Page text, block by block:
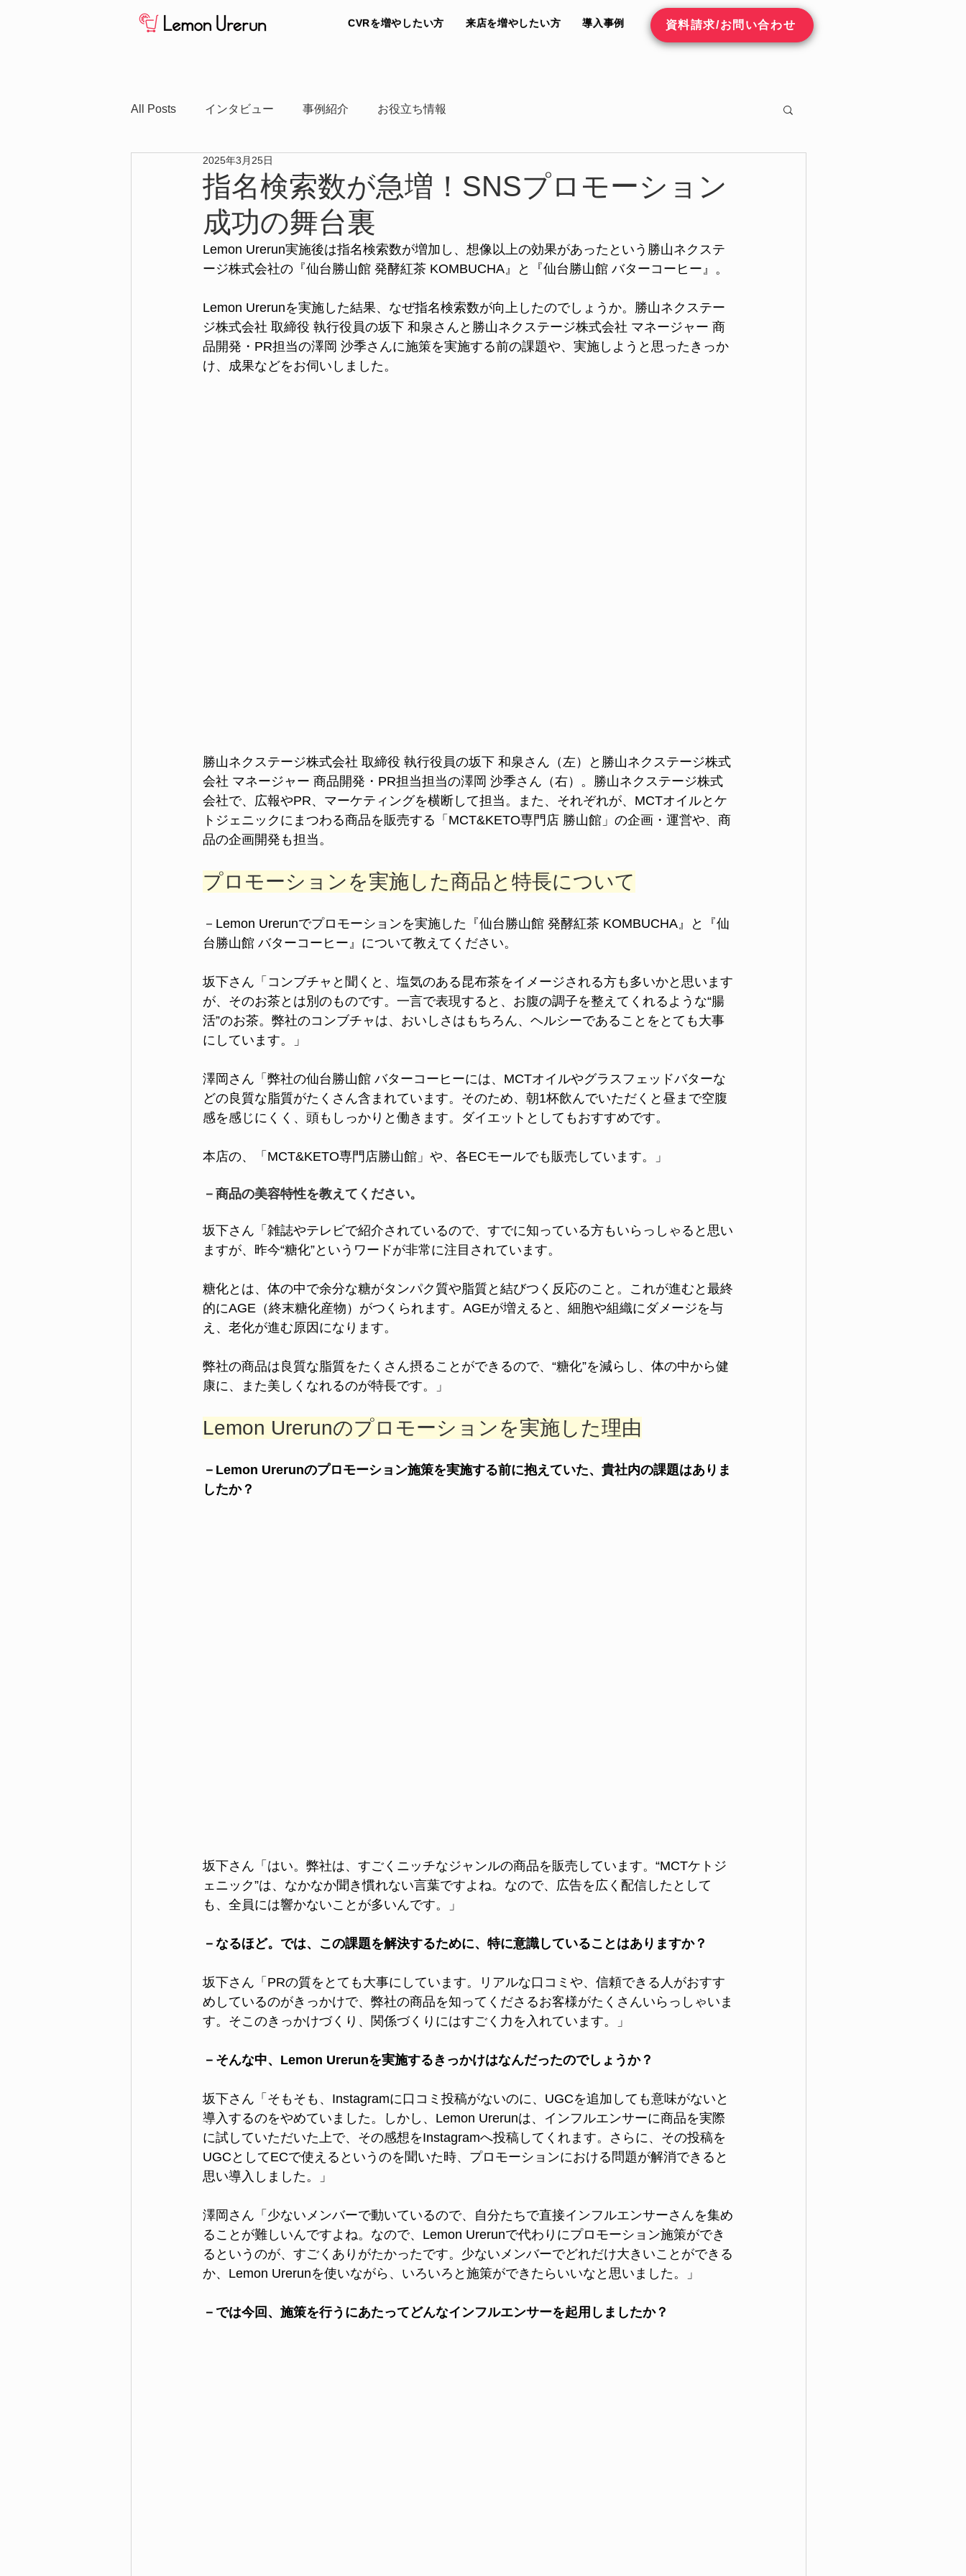
CVRを増やしたい方 来店を増やしたい方 導入事例 資料請求/お問い合わせ
All Posts インタビュー 事例紹介 お役立ち情報
指名検索数が急増！SNSプロモーション
成功の舞台裏
2025年3月25日
Lemon Urerun実施後は指名検索数が増加し、想像以上の効果があったという勝山ネクステ
ージ株式会社の『仙台勝山館 発酵紅茶 KOMBUCHA』と『仙台勝山館 バターコーヒー』。
Lemon Urerunを実施した結果、なぜ指名検索数が向上したのでしょうか。勝山ネクステー
ジ株式会社 取締役 執行役員の坂下 和泉さんと勝山ネクステージ株式会社 マネージャー 商
品開発・PR担当の澤岡 沙季さんに施策を実施する前の課題や、実施しようと思ったきっか
け、成果などをお伺いしました。
勝山ネクステージ株式会社 取締役 執行役員の坂下 和泉さん（左）と勝山ネクステージ株式
会社 マネージャー 商品開発・PR担当担当の澤岡 沙季さん（右）。勝山ネクステージ株式
会社で、広報やPR、マーケティングを横断して担当。また、それぞれが、MCTオイルとケ
トジェニックにまつわる商品を販売する「MCT&KETO専門店 勝山館」の企画・運営や、商
品の企画開発も担当。
プロモーションを実施した商品と特長について
－Lemon Urerunでプロモーションを実施した『仙台勝山館 発酵紅茶 KOMBUCHA』と『仙
台勝山館 バターコーヒー』について教えてください。
坂下さん「コンブチャと聞くと、塩気のある昆布茶をイメージされる方も多いかと思います
が、そのお茶とは別のものです。一言で表現すると、お腹の調子を整えてくれるような“腸
活”のお茶。弊社のコンブチャは、おいしさはもちろん、ヘルシーであることをとても大事
にしています。」
澤岡さん「弊社の仙台勝山館 バターコーヒーには、MCTオイルやグラスフェッドバターな
どの良質な脂質がたくさん含まれています。そのため、朝1杯飲んでいただくと昼まで空腹
感を感じにくく、頭もしっかりと働きます。ダイエットとしてもおすすめです。
本店の、「MCT&KETO専門店勝山館」や、各ECモールでも販売しています。」
－商品の美容特性を教えてください。
坂下さん「雑誌やテレビで紹介されているので、すでに知っている方もいらっしゃると思い
ますが、昨今“糖化”というワードが非常に注目されています。
糖化とは、体の中で余分な糖がタンパク質や脂質と結びつく反応のこと。これが進むと最終
的にAGE（終末糖化産物）がつくられます。AGEが増えると、細胞や組織にダメージを与
え、老化が進む原因になります。
弊社の商品は良質な脂質をたくさん摂ることができるので、“糖化”を減らし、体の中から健
康に、また美しくなれるのが特長です。」
Lemon Urerunのプロモーションを実施した理由
－Lemon Urerunのプロモーション施策を実施する前に抱えていた、貴社内の課題はありま
したか？
坂下さん「はい。弊社は、すごくニッチなジャンルの商品を販売しています。“MCTケトジ
ェニック”は、なかなか聞き慣れない言葉ですよね。なので、広告を広く配信したとして
も、全員には響かないことが多いんです。」
－なるほど。では、この課題を解決するために、特に意識していることはありますか？
坂下さん「PRの質をとても大事にしています。リアルな口コミや、信頼できる人がおすす
めしているのがきっかけで、弊社の商品を知ってくださるお客様がたくさんいらっしゃいま
す。そこのきっかけづくり、関係づくりにはすごく力を入れています。」
－そんな中、Lemon Urerunを実施するきっかけはなんだったのでしょうか？
坂下さん「そもそも、Instagramに口コミ投稿がないのに、UGCを追加しても意味がないと
導入するのをやめていました。しかし、Lemon Urerunは、インフルエンサーに商品を実際
に試していただいた上で、その感想をInstagramへ投稿してくれます。さらに、その投稿を
UGCとしてECで使えるというのを聞いた時、プロモーションにおける問題が解消できると
思い導入しました。」
澤岡さん「少ないメンバーで動いているので、自分たちで直接インフルエンサーさんを集め
ることが難しいんですよね。なので、Lemon Urerunで代わりにプロモーション施策ができ
るというのが、すごくありがたかったです。少ないメンバーでどれだけ大きいことができる
か、Lemon Urerunを使いながら、いろいろと施策ができたらいいなと思いました。」
－では今回、施策を行うにあたってどんなインフルエンサーを起用しましたか？